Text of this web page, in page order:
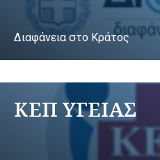
Διαφάνεια στο Κράτος
ΚΕΠ ΥΓΕΙΑΣ